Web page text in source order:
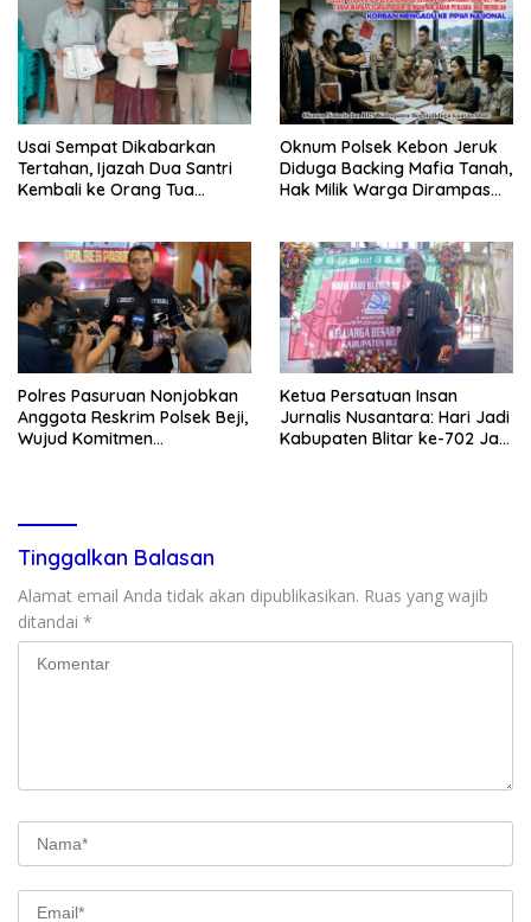
Usai Sempat Dikabarkan
Tertahan, Ijazah Dua Santri
Kembali ke Orang Tua
Oknum Polsek Kebon Jeruk
Diduga Backing Mafia Tanah,
Hak Milik Warga Dirampas
Polres Pasuruan Nonjobkan
Anggota Reskrim Polsek Beji,
Wujud Komitmen
Ketua Persatuan Insan
Jurnalis Nusantara: Hari Jadi
Kabupaten Blitar ke-702 Jadi
Tinggalkan Balasan
Alamat email Anda tidak akan dipublikasikan. Ruas yang wajib
ditandai *